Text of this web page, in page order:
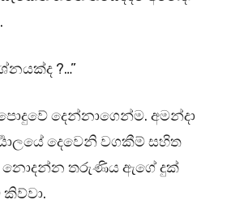
?…”
දෙන්නාගෙන්ම. අමන්දා
දෙවෙනි වගකීම් සහිත
නොදන්න තරුණිය ඇගේ දුක්